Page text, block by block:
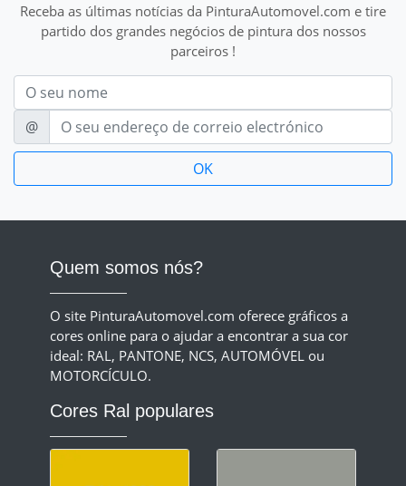
Receba as últimas notícias da PinturaAutomovel.com e tire
partido dos grandes negócios de pintura dos nossos
parceiros !
Nom
E-mail
@
Quem somos nós?
O site PinturaAutomovel.com oferece gráficos a
cores online para o ajudar a encontrar a sua cor
ideal: RAL, PANTONE, NCS, AUTOMÓVEL ou
MOTORCÍCULO.
Cores Ral populares